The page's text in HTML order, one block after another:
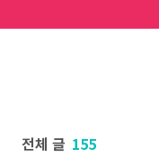
전체 글 155